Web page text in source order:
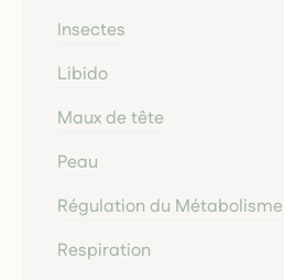
Insectes
Libido
Maux de tête
Peau
Régulation du Métabolisme
Respiration